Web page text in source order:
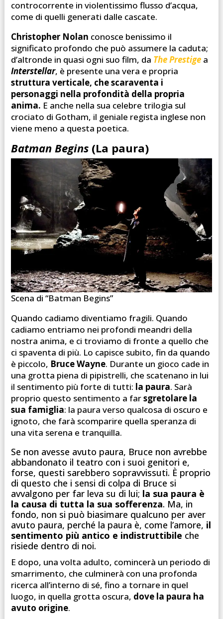
controcorrente in violentissimo flusso d’acqua,
come di quelli generati dalle cascate.
Christopher Nolan conosce benissimo il
significato profondo che può assumere la caduta;
d’altronde in quasi ogni suo film, da The Prestige a
Interstellar, è presente una vera e propria
struttura verticale, che scaraventa i
personaggi nella profondità della propria
anima. E anche nella sua celebre trilogia sul
crociato di Gotham, il geniale regista inglese non
viene meno a questa poetica.
Batman Begins(La paura)
Scena di “Batman Begins”
Quando cadiamo diventiamo fragili. Quando
cadiamo entriamo nei profondi meandri della
nostra anima, e ci troviamo di fronte a quello che
ci spaventa di più. Lo capisce subito, fin da quando
è piccolo, Bruce Wayne. Durante un gioco cade in
una grotta piena di pipistrelli, che scatenano in lui
il sentimento più forte di tutti: la paura. Sarà
proprio questo sentimento a farsgretolare la
sua famiglia: la paura verso qualcosa di oscuro e
ignoto, che farà scomparire quella speranza di
una vita serena e tranquilla.
Se non avesse avuto paura, Bruce non avrebbe
abbandonato il teatro con i suoi genitori e,
forse, questi sarebbero sopravvissuti. È proprio
di questo che i sensi di colpa di Bruce si
avvalgono per far leva su di lui; la sua paura è
la causa di tutta la sua sofferenza. Ma, in
fondo, non si può biasimare qualcuno per aver
avuto paura, perché la paura è, come l’amore, il
sentimento più antico e indistruttibile che
risiede dentro di noi.
E dopo, una volta adulto, comincerà un periodo di
smarrimento, che culminerà con una profonda
ricerca all’interno di sé, fino a tornare in quel
luogo, in quella grotta oscura, dove la paura ha
avuto origine.